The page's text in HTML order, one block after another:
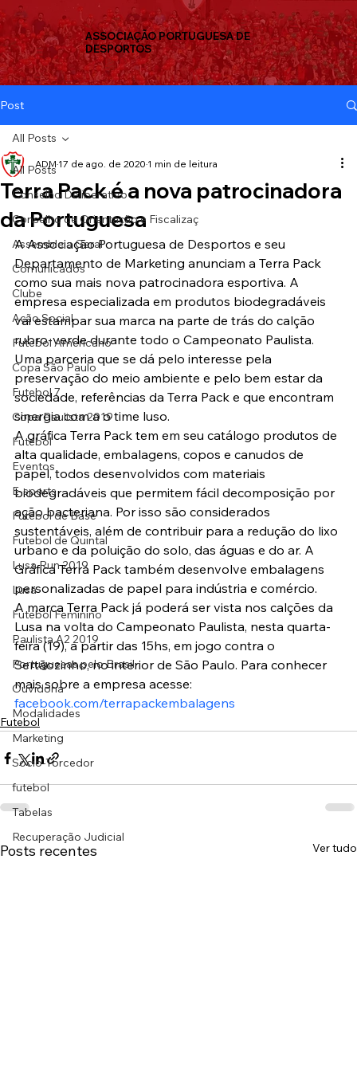
ASSOCIAÇÃO PORTUGUESA DE
DESPORTOS
Post
All Posts
Conselho Deliberativo
Conselho de Orientação e Fiscalizaç
Assembleia Geral
Comunicados
Clube
Ação Social
Futebol Americano
Copa São Paulo
Futebol 7
Copa Paulista 2019
Futebol
Eventos
E-sports
Futebol de Base
Futebol de Quintal
Lusa Run 2019
Lusa
Futebol Feminino
Paulista A2 2019
Portuguesas pelo Brasil
Ouvidoria
Modalidades
Marketing
Sócio-Torcedor
futebol
Tabelas
Recuperação Judicial
All Posts
Terra Pack é a nova patrocinadora
da Portuguesa
ADM 17 de ago. de 2020 1 min de leitura
A Associação Portuguesa de Desportos e seu
Departamento de Marketing anunciam a Terra Pack
como sua mais nova patrocinadora esportiva. A
empresa especializada em produtos biodegradáveis
vai estampar sua marca na parte de trás do calção
rubro-verde durante todo o Campeonato Paulista.
Uma parceria que se dá pelo interesse pela
preservação do meio ambiente e pelo bem estar da
sociedade, referências da Terra Pack e que encontram
sinergia com a o time luso.
A gráfica Terra Pack tem em seu catálogo produtos de
alta qualidade, embalagens, copos e canudos de
papel, todos desenvolvidos com materiais
biodegradáveis que permitem fácil decomposição por
ação bacteriana. Por isso são considerados
sustentáveis, além de contribuir para a redução do lixo
urbano e da poluição do solo, das águas e do ar. A
Gráfica Terra Pack também desenvolve embalagens
personalizadas de papel para indústria e comércio.
A marca Terra Pack já poderá ser vista nos calções da
Lusa na volta do Campeonato Paulista, nesta quarta-
feira (19), a partir das 15hs, em jogo contra o
Sertãozinho, no interior de São Paulo. Para conhecer
mais sobre a empresa acesse:
facebook.com/terrapackembalagens
Futebol
Posts recentes Ver tudo